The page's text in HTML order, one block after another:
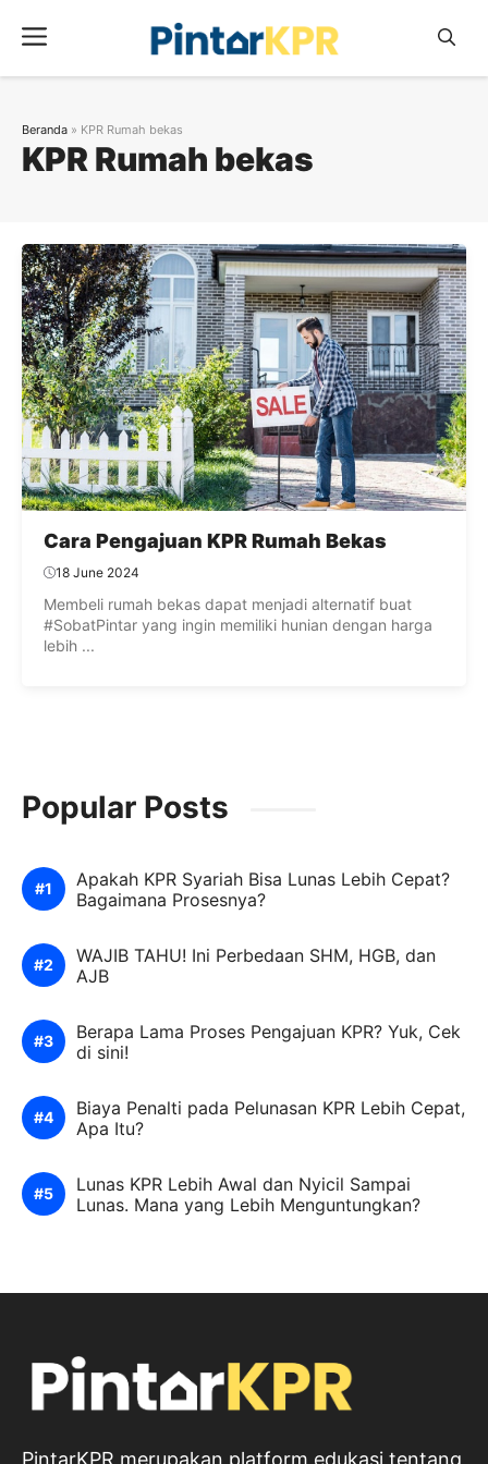
Menu
KPR Rumah bekas
Beranda » KPR Rumah bekas
Cara Pengajuan KPR Rumah Bekas
18 June 2024
Membeli rumah bekas dapat menjadi alternatif buat
#SobatPintar yang ingin memiliki hunian dengan harga
lebih ...
Popular Posts
Apakah KPR Syariah Bisa Lunas Lebih Cepat?
Bagaimana Prosesnya?
WAJIB TAHU! Ini Perbedaan SHM, HGB, dan
AJB
Berapa Lama Proses Pengajuan KPR? Yuk, Cek
di sini!
Biaya Penalti pada Pelunasan KPR Lebih Cepat,
Apa Itu?
Lunas KPR Lebih Awal dan Nyicil Sampai
Lunas. Mana yang Lebih Menguntungkan?
PintarKPR merupakan platform edukasi tentang